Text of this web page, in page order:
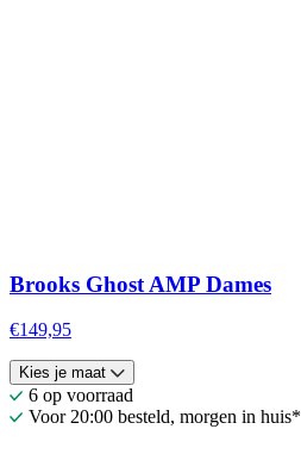
Brooks Ghost AMP Dames
€149,95
Kies je maat
6 op voorraad
Voor 20:00 besteld, morgen in huis*